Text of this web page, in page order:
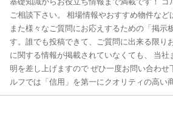
ご相談下さい。 相場情報やおすすめ物件など
また様々なご質問にお応えするための「掲示
す。誰でも投稿できて、ご質問に出来る限り
に関する情報が掲載されていなくても、 当
明を差し上げますので ぜひ一度お問い合わ
ルフでは「信用」を第一にクオリティの高い